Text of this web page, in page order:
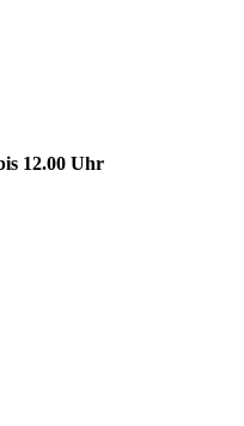
12.00 Uhr